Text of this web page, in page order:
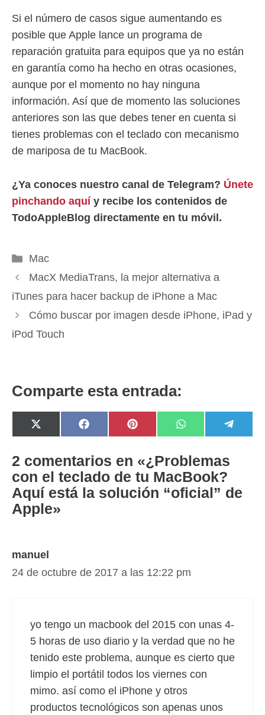
Si el número de casos sigue aumentando es
posible que Apple lance un programa de
reparación gratuita para equipos que ya no están
en garantía como ha hecho en otras ocasiones,
aunque por el momento no hay ninguna
información. Así que de momento las soluciones
anteriores son las que debes tener en cuenta si
tienes problemas con el teclado con mecanismo
de mariposa de tu MacBook.
¿Ya conoces nuestro canal de Telegram? Únete
pinchando aquíy recibe los contenidos de
TodoAppleBlog directamente en tu móvil.
Categorías
Mac
MacX MediaTrans, la mejor alternativa a
iTunes para hacer backup de iPhone a Mac
Cómo buscar por imagen desde iPhone, iPad y
iPod Touch
Comparte esta entrada:
Compartir
en
X
(
w
i
t
t
r
)
Compartir
en
F
a
e
b
o
o
k
Compartir
en
P
i
e
r
e
Compartir
en
W
h
t
s
A
p
p
en
e
a
m
2 comentarios en «¿Problemas
con el teclado de tu MacBook?
Aquí está la solución “oficial” de
Apple»
manuel
24 de octubre de 2017 a las 12:22 pm
yo tengo un macbook del 2015 con unas 4-
5 horas de uso diario y la verdad que no he
tenido este problema, aunque es cierto que
limpio el portátil todos los viernes con
mimo. así como el iPhone y otros
productos tecnológicos son apenas unos